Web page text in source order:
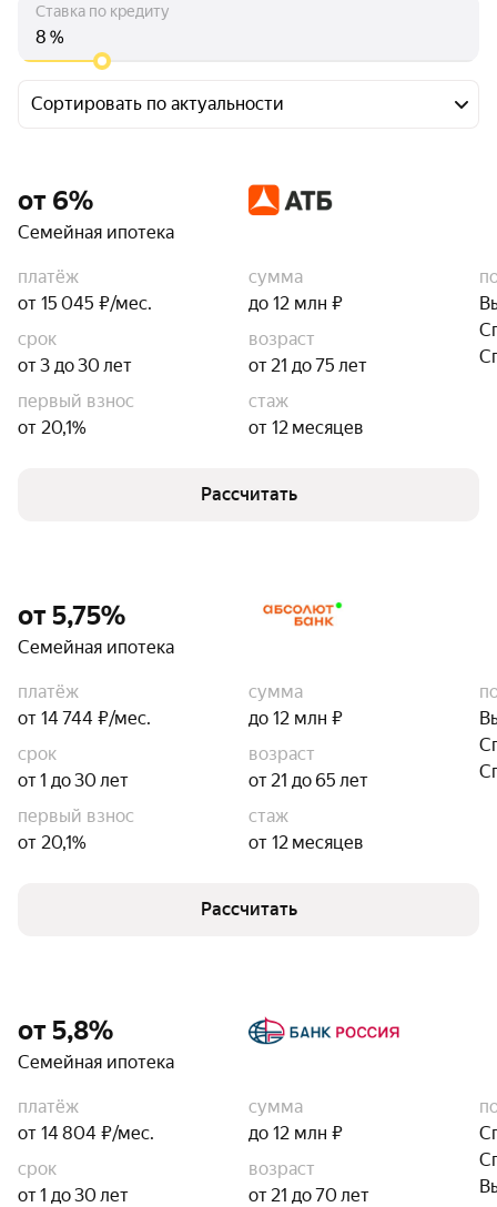
Ставка по кредиту
%
Сортировать по актуальности
от 6%
Семейная ипотека
платёж
от 15 045 ₽/мес.
сумма
до 12 млн ₽
срок
от 3 до 30 лет
возраст
от 21 до 75 лет
первый взнос
от 20,1%
стаж
от 12 месяцев
Рассчитать
от 5,75%
Семейная ипотека
платёж
от 14 744 ₽/мес.
сумма
до 12 млн ₽
срок
от 1 до 30 лет
возраст
от 21 до 65 лет
первый взнос
от 20,1%
стаж
от 12 месяцев
Рассчитать
от 5,8%
Семейная ипотека
платёж
от 14 804 ₽/мес.
сумма
до 12 млн ₽
срок
от 1 до 30 лет
возраст
от 21 до 70 лет